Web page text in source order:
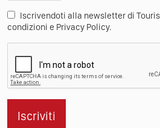
Iscrivendoti alla newsletter di
condizioni e Privacy Policy.
Iscriviti